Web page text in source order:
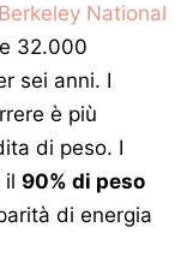
National
32.000
sei anni. I
è più
di peso. I
il 90% di peso
di energia